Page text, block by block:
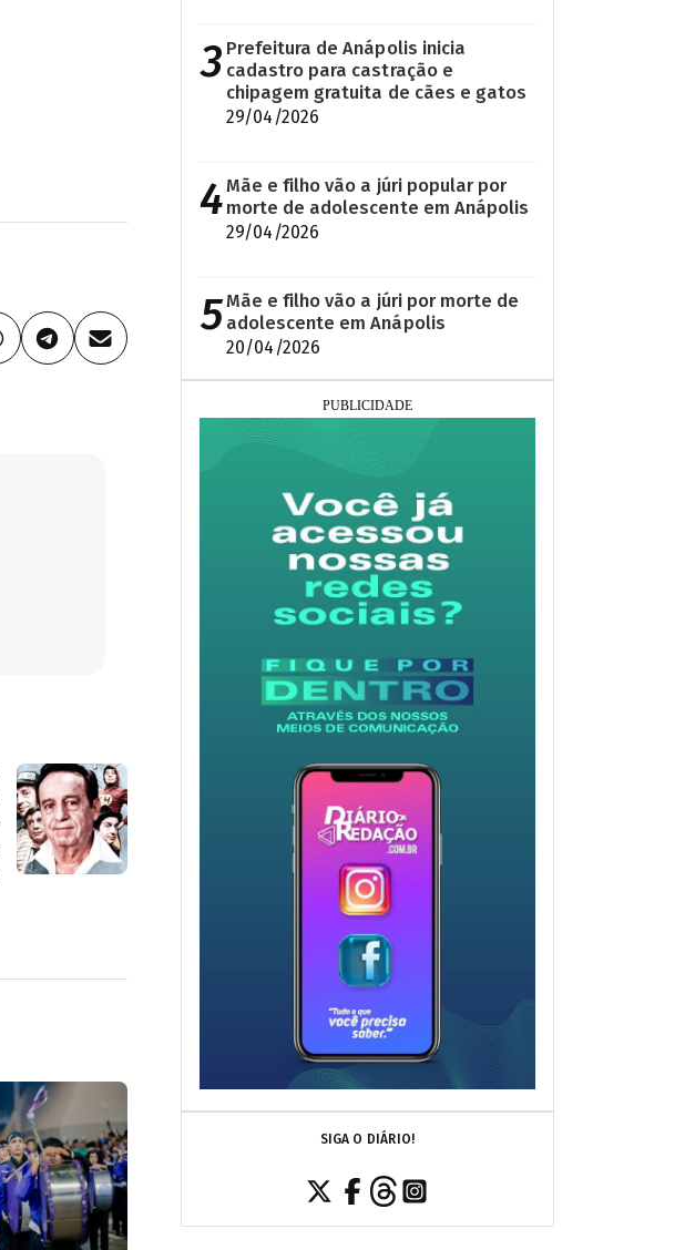
3 Prefeitura de Anápolis inicia
cadastro para castração e
chipagem gratuita de cães e gatos
29/04/2026
4Mãe e filho vão a júri popular por
morte de adolescente em Anápolis
29/04/2026
5Mãe e filho vão a júri por morte de
adolescente em Anápolis
20/04/2026
SIGA O DIÁRIO!